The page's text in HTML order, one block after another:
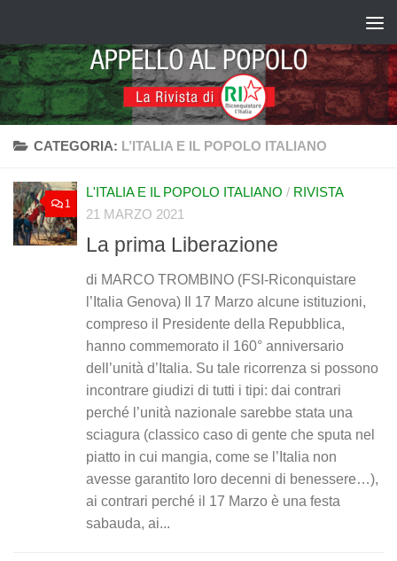
CATEGORIA: L’ITALIA E IL POPOLO ITALIANO
1
L'ITALIA E IL POPOLO ITALIANO / RIVISTA
21 MARZO 2021
La prima Liberazione
di MARCO TROMBINO (FSI-Riconquistare
l’Italia Genova) Il 17 Marzo alcune istituzioni,
compreso il Presidente della Repubblica,
hanno commemorato il 160° anniversario
dell’unità d’Italia. Su tale ricorrenza si possono
incontrare giudizi di tutti i tipi: dai contrari
perché l’unità nazionale sarebbe stata una
sciagura (classico caso di gente che sputa nel
piatto in cui mangia, come se l’Italia non
avesse garantito loro decenni di benessere…),
ai contrari perché il 17 Marzo è una festa
sabauda, ai...